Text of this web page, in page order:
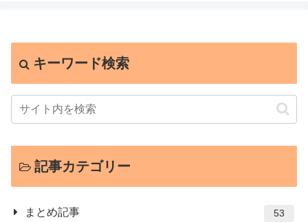
キーワード検索
記事カテゴリー
まとめ記事 53